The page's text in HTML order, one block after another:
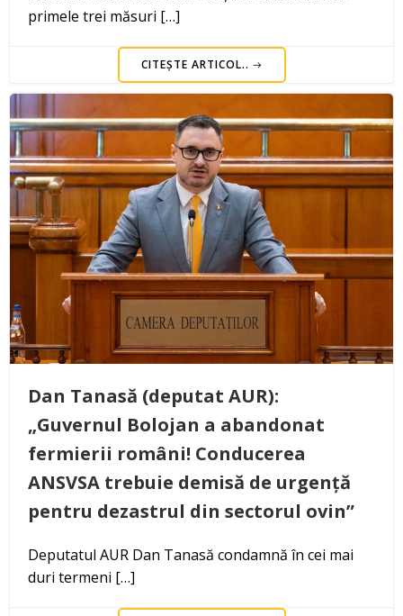
primele trei măsuri […]
CITEȘTE ARTICOL..
Dan Tanasă (deputat AUR):
„Guvernul Bolojan a abandonat
fermierii români! Conducerea
ANSVSA trebuie demisă de urgență
pentru dezastrul din sectorul ovin”
Deputatul AUR Dan Tanasă condamnă în cei mai
duri termeni […]